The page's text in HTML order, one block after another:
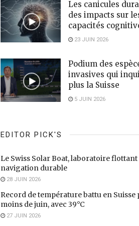
Les canicules
des impacts sur
capacités
23 JUIN 2026
Podium des
invasives qui
plus la Suisse
5 JUIN 2026
EDITOR PICK'S
Le Swiss Solar Boat, laboratoire flottant
navigation durable
28 JUIN 2026
Record de température battu en Suisse
moins de juin, avec 39°C
27 JUIN 2026